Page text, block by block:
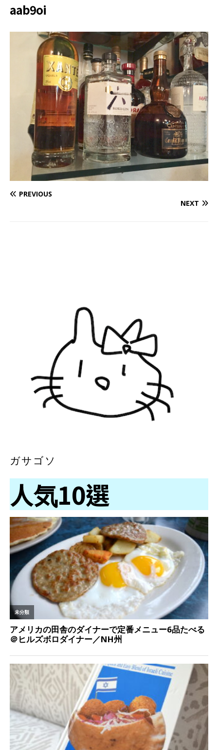
aab9oi
PREVIOUS
NEXT
ガサゴソ
人気10選